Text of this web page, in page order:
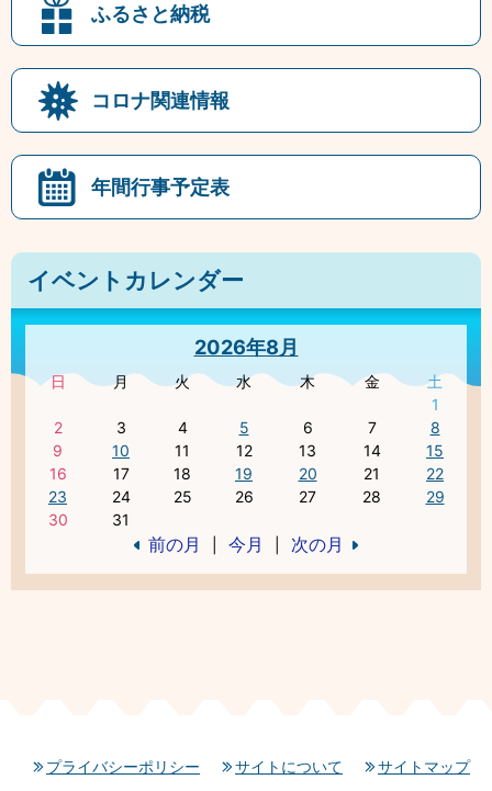
ふるさと納税
コロナ関連情報
年間行事予定表
イベントカレンダー
2026年8月
日 月 火 水 木 金
土
1
2
3 4 5 6 7
8
9
10 11 12 13 14
15
16
17 18 19 20 21
22
23
24 25 26 27 28
29
30
31
前の月 今月 次の月
プライバシーポリシー サイトについて サイトマップ